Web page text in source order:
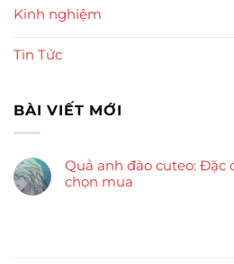
Kinh nghiệm
Tin Tức
BÀI VIẾT MỚI
Quả anh đào cuteo: Đặc
chọn mua